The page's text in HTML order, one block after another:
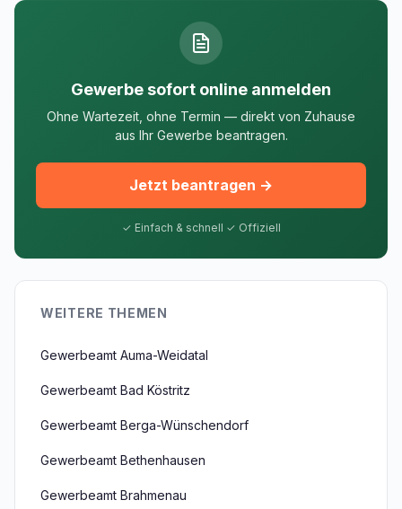
Gewerbe sofort online anmelden
Ohne Wartezeit, ohne Termin — direkt von Zuhause
aus Ihr Gewerbe beantragen.
Jetzt beantragen →
✓ Einfach & schnell ✓ Offiziell
WEITERE THEMEN
Gewerbeamt Auma-Weidatal
Gewerbeamt Bad Köstritz
Gewerbeamt Berga-Wünschendorf
Gewerbeamt Bethenhausen
Gewerbeamt Brahmenau